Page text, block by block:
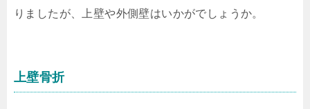
りましたが、上壁や外側壁はいかがでしょうか。
上壁骨折